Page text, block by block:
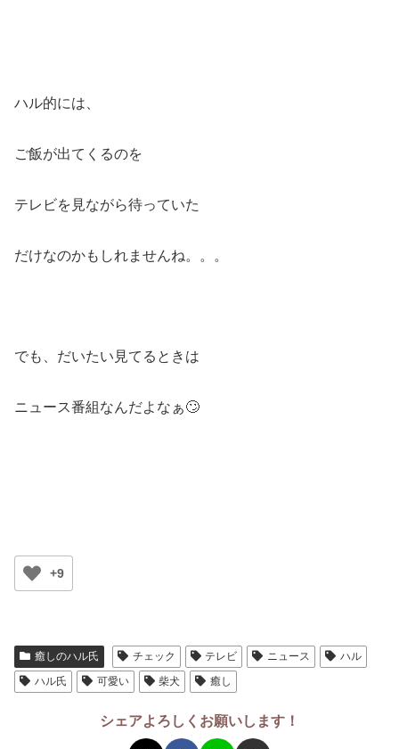
ハル的には、
ご飯が出てくるのを
テレビを見ながら待っていた
だけなのかもしれませんね。。。
でも、だいたい見てるときは
ニュース番組なんだよなぁ🙄
+9
癒しのハル氏 チェック テレビ ニュース
ハル
ハル氏
可愛い 柴犬 癒し
シェアよろしくお願いします！